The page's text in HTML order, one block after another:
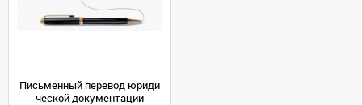
Письменный перевод юриди
ческой документации